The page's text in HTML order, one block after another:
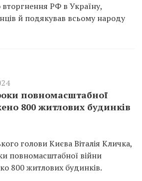
РФ в Україну,
й подякував всьому народу
повномасштабної
800 житлових будинків
голови Києва Віталія Кличка,
повномасштабної війни
800 житлових будинків.